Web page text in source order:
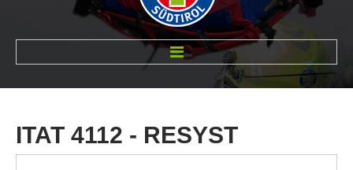
ITAT 4112 - RESYST